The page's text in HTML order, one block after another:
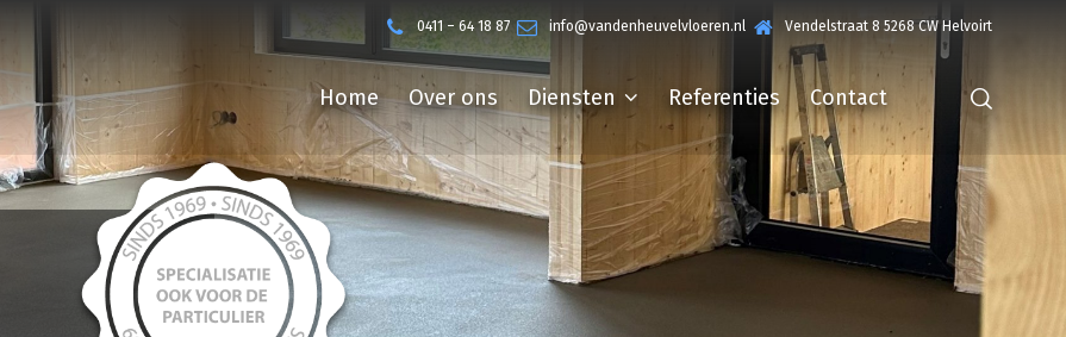
0411 – 64 18 87 info@vandenheuvelvloeren.nl Vendelstraat 8 5268 CW Helvoirt
Home Over ons Diensten Referenties Contact